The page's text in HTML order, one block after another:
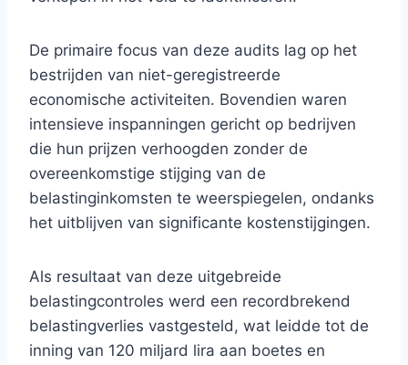
De primaire focus van deze audits lag op het
bestrijden van niet-geregistreerde
economische activiteiten. Bovendien waren
intensieve inspanningen gericht op bedrijven
die hun prijzen verhoogden zonder de
overeenkomstige stijging van de
belastinginkomsten te weerspiegelen, ondanks
het uitblijven van significante kostenstijgingen.
Als resultaat van deze uitgebreide
belastingcontroles werd een recordbrekend
belastingverlies vastgesteld, wat leidde tot de
inning van 120 miljard lira aan boetes en